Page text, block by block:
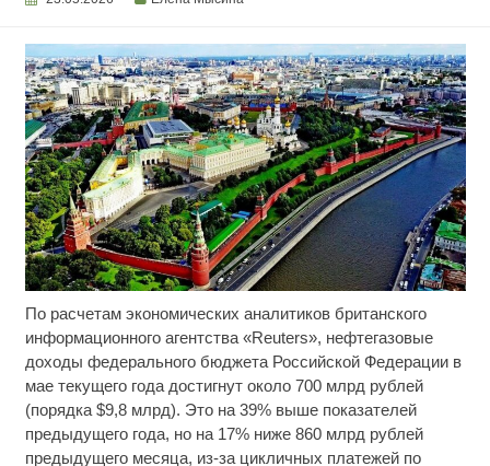
По расчетам экономических аналитиков британского
информационного агентства «Reuters», нефтегазовые
доходы федерального бюджета Российской Федерации в
мае текущего года достигнут около 700 млрд рублей
(порядка $9,8 млрд). Это на 39% выше показателей
предыдущего года, но на 17% ниже 860 млрд рублей
предыдущего месяца, из-за цикличных платежей по
Королева вагона отожгла! Видео не оставит
равнодушным
Ржу не переставая, это видео пересмотришь не
Этот танец невесты оставит вас без слов!